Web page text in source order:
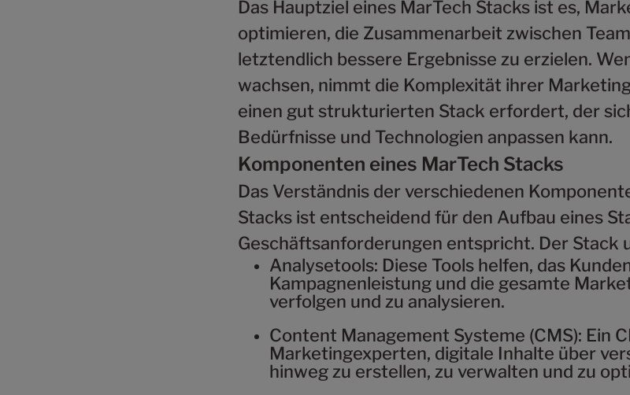
Das Hauptziel eines MarTech Stacks ist es,
optimieren, die Zusammenarbeit zwischen
letztendlich bessere Ergebnisse zu erzielen.
wachsen, nimmt die Komplexität ihrer
einen gut strukturierten Stack erfordert, der
Bedürfnisse und Technologien anpassen kann.
Komponenten eines MarTech Stacks
Das Verständnis der verschiedenen
Stacks ist entscheidend für den Aufbau eines
Geschäftsanforderungen entspricht. Der Stack
Analysetools: Diese Tools helfen, das
Kampagnenleistung und die gesamte
verfolgen und zu analysieren.
Content Management Systeme (CMS): Ein
Marketingexperten, digitale Inhalte über
hinweg zu erstellen, zu verwalten und zu